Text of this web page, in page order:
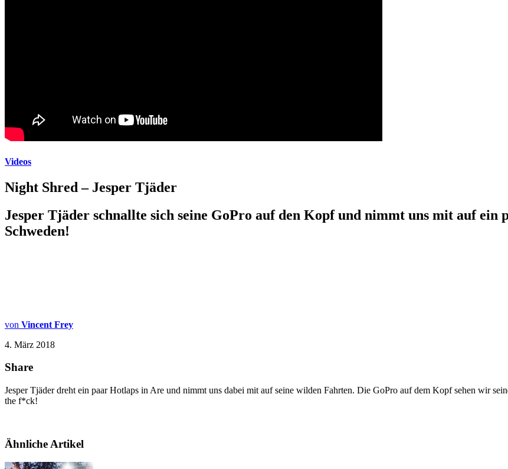
Videos
Night Shred – Jesper Tjäder
Jesper Tjäder schnallte sich seine GoPro auf den Kopf und nimmt uns mit auf ein
Schweden!
von Vincent Frey
4. März 2018
Share
Jesper Tjäder dreht ein paar Hotlaps in Are und nimmt uns dabei mit auf seine wilden Fahrten. Die GoPro auf dem Kopf sehen wir
the f*ck!
Ähnliche Artikel